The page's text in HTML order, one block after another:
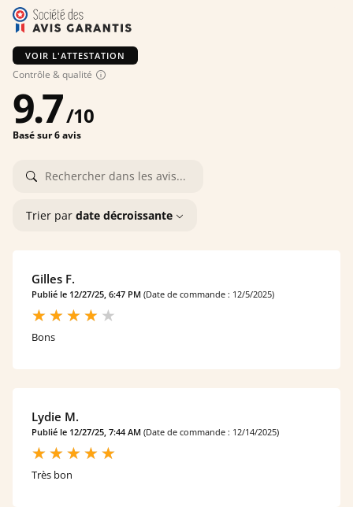
VOIR L'ATTESTATION
Contrôle & qualité
9.7/10
Basé sur 6 avis
Trier par date décroissante
Gilles F.
Publié le 12/27/25, 6:47 PM (Date de commande : 12/5/2025)
Bons
Lydie M.
Publié le 12/27/25, 7:44 AM (Date de commande : 12/14/2025)
Très bon